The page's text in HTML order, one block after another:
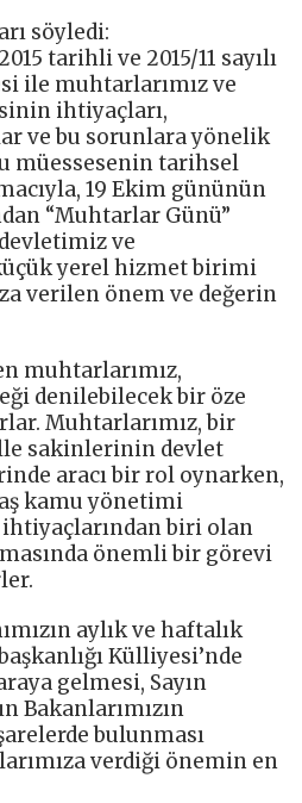
söyledi:
tarihli ve 2015/11 sayılı
ile muhtarlarımız ve
ihtiyaçları,
ve bu sorunlara yönelik
müessesenin tarihsel
19 Ekim gününün
“Muhtarlar Günü”
ve
yerel hizmet birimi
verilen önem ve değerin
muhtarlarımız,
denilebilecek bir öze
Muhtarlarımız, bir
sakinlerinin devlet
aracı bir rol oynarken,
kamu yönetimi
ihtiyaçlarından biri olan
önemli bir görevi
aylık ve haftalık
Külliyesi’nde
gelmesi, Sayın
Bakanlarımızın
bulunması
verdiği önemin en